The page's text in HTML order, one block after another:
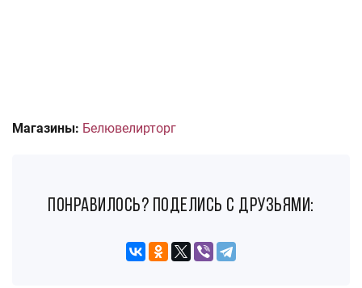
Магазины: Белювелирторг
понравилось? поделись с друзьями: